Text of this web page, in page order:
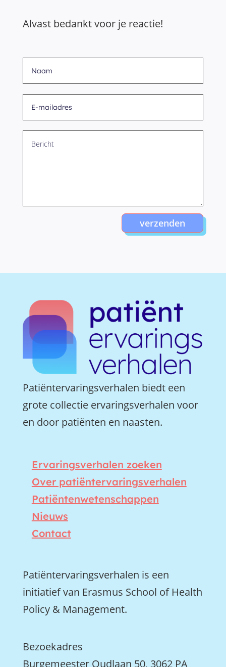
Alvast bedankt voor je reactie!
verzenden
Patiëntervaringsverhalen biedt een
grote collectie ervaringsverhalen voor
en door patiënten en naasten.
Ervaringsverhalen zoeken
Over patiëntervaringsverhalen
Patiëntenwetenschappen
Nieuws
Contact
Patiëntervaringsverhalen is een
initiatief van Erasmus School of Health
Policy & Management.
Bezoekadres
Burgemeester Oudlaan 50, 3062 PA